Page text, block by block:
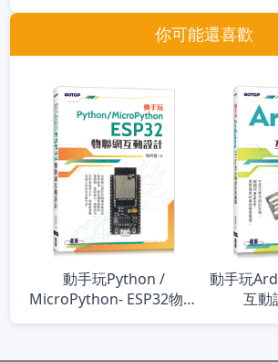
你可能還喜歡
動手玩Python /
MicroPython- ESP32物聯
網互動設計
動手玩
互動